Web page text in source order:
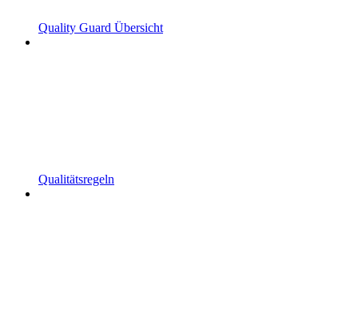
Quality Guard Übersicht
Qualitätsregeln